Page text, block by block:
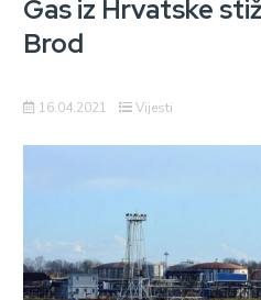
Gas iz Hrvatske
Brod
16.04.2021 Vijesti